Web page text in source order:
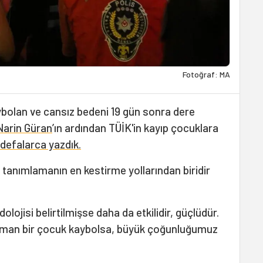
Fotoğraf: MA
ve cansız bedeni 19 gün sonra dere
Güran’ın ardından TÜİK'in kayıp çocuklara
defalarca yazdık.
en kestirme yollarından biridir
belirtilmişse daha da etkilidir, güçlüdür.
bir çocuk kaybolsa, büyük çoğunluğumuz